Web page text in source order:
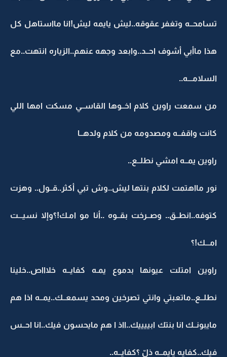
تسامحــه وتغفر عقوقه..ليش يايمه ليش!انا مااستاهل كل
هذا ماأبي أشوف احــد..وابعد وجهه عنهم..الزياره انتهت..مع
السلامـــه..
من سمعت راوين كلام اخــوها القاســي مسكت امها اللي
كانت واقفــه ومصدومه من كلام ولدهــا
راوين يمــه امشي نطلــع..
نور مااهتمت لكلام بنتها ليش..وش تبي أكثر..قــول.. وهزت
كتوفه..انطــق.. وصــرخت بقــوه ..أنا مو امـك!؟وإلا نسيـــت
امـــك!؟
راوين امتلت عيونها بدموع يمـه كفايــه خلاااص..خلينا
نطلــع..ماتعبتي وانتي تصرخين ومحد يسمعــك..يمــه اذا هم
مايبونــك انا بنتك ابييييك..ااذ ا هم مايحسون فيك..انا احــس
فيك..كفايه يايمــه ذلّ ؟كفايــه..